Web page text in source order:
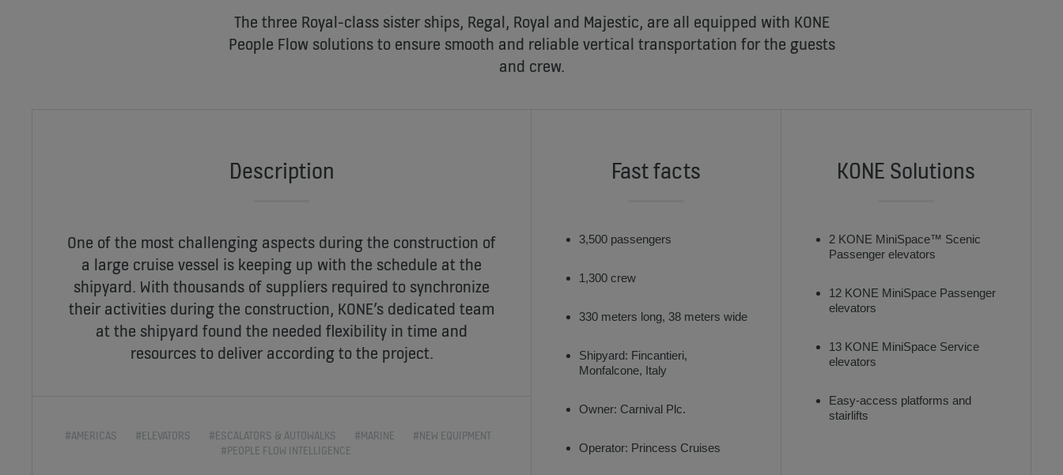
The three Royal-class sister ships, Regal, Royal and Majestic, are all equipped with KONE
People Flow solutions to ensure smooth and reliable vertical transportation for the guests
and crew.
Description
One of the most challenging aspects during the construction of
a large cruise vessel is keeping up with the schedule at the
shipyard. With thousands of suppliers required to synchronize
their activities during the construction, KONE’s dedicated team
at the shipyard found the needed flexibility in time and
resources to deliver according to the project.
#AMERICAS #ELEVATORS #ESCALATORS & AUTOWALKS #MARINE
#NEW EQUIPMENT
#PEOPLE FLOW INTELLIGENCE
Fast facts
3,500 passengers
1,300 crew
330 meters long, 38 meters wide
Shipyard: Fincantieri,
Monfalcone, Italy
Owner: Carnival Plc.
Operator: Princess Cruises
KONE Solutions
2 KONE MiniSpace™ Scenic
Passenger elevators
12 KONE MiniSpace Passenger
elevators
13 KONE MiniSpace Service
elevators
Easy-access platforms and
stairlifts